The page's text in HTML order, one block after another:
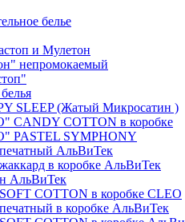
белье
и Мулетон
непромокаемый
SLEEP (Жатый Микросатин )
CANDY COTTON в коробке
PASTEL SYMPHONY
печатный АльВиТек
в коробке АльВиТек
АльВиТек
COTTON в коробке CLEO
в коробке АльВиТек